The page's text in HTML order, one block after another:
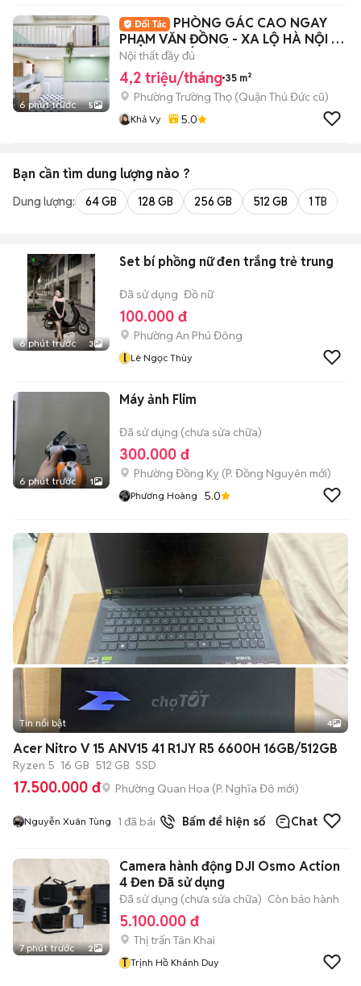
6 phút trước 5
PHÒNG GÁC CAO NGAY
PHẠM VĂN ĐỒNG - XA LỘ HÀ NỘI -
ĐẠI HỌC KIẾN TRÚC
Nội thất đầy đủ
4,2 triệu/tháng 35 m²
Phường Trường Thọ (Quận Thủ Đức cũ)
Khả Vy 5.0
Bạn cần tìm dung lượng nào ?
Dung lượng: 64 GB 128 GB 256 GB 512 GB 1 TB
6 phút trước 3
Set bí phồng nữ đen trắng trẻ trung
Đã sử dụng Đồ nữ
100.000 đ
Phường An Phú Đông
l Lê Ngọc Thùy
6 phút trước 1
Máy ảnh Flim
Đã sử dụng (chưa sửa chữa)
300.000 đ
Phường Đồng Kỵ (P. Đồng Nguyên mới)
Phương Hoàng 5.0
Tin nổi bật 4
Acer Nitro V 15 ANV15 41 R1JY R5 6600H 16GB/512GB
Ryzen 5 16 GB 512 GB SSD
17.500.000 đ Phường Quan Hoa (P. Nghĩa Đô mới)
Nguyễn Xuân Tùng 1 đã bán Bấm để hiện số Chat
7 phút trước 2
Camera hành động DJI Osmo Action
4 Đen Đã sử dụng
Đã sử dụng (chưa sửa chữa) Còn bảo hành
5.100.000 đ
Thị trấn Tân Khai
T Trịnh Hồ Khánh Duy